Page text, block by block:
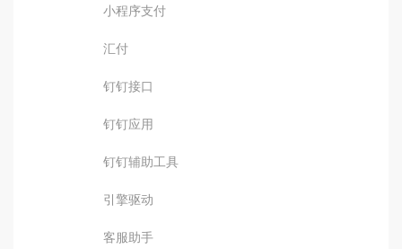
小程序支付
汇付
钉钉接口
钉钉应用
钉钉辅助工具
引擎驱动
客服助手